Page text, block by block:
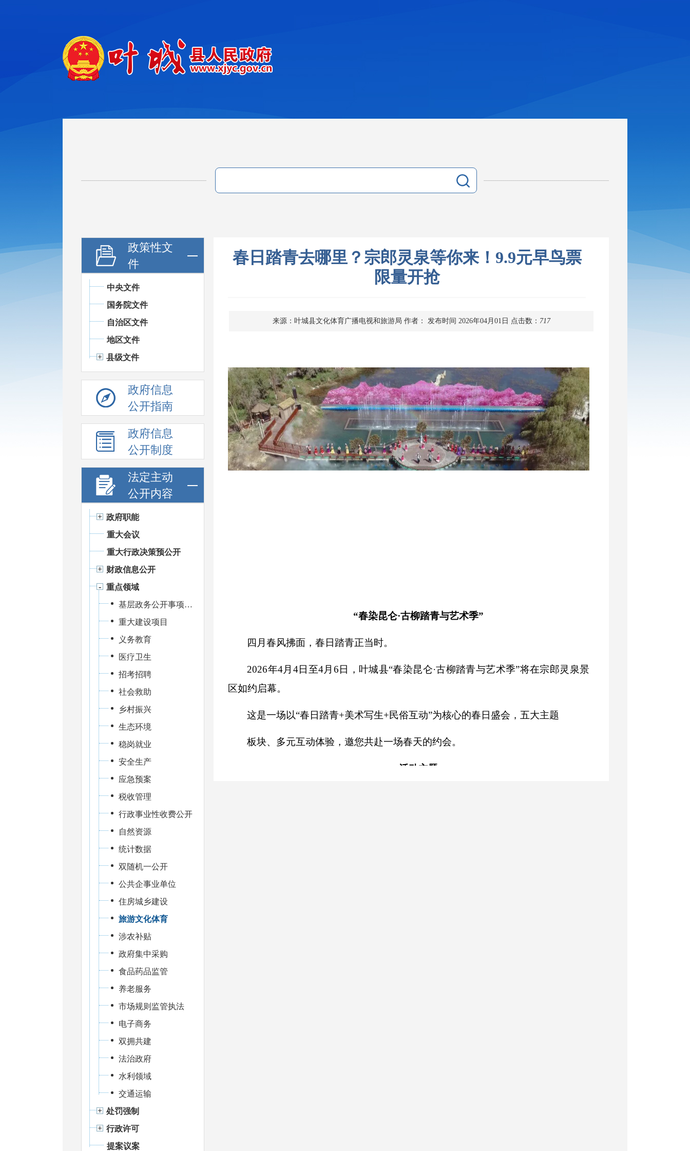
政策性文
件
中央文件
国务院文件
自治区文件
地区文件
县级文件
政府信息
公开指南
政府信息
公开制度
法定主动
公开内容
政府职能
重大会议
重大行政决策预公开
财政信息公开
重点领域
基层政务公开事项标准目录
重大建设项目
义务教育
医疗卫生
招考招聘
社会救助
乡村振兴
生态环境
稳岗就业
安全生产
应急预案
税收管理
行政事业性收费公开
自然资源
统计数据
双随机一公开
公共企事业单位
住房城乡建设
旅游文化体育
涉农补贴
政府集中采购
食品药品监管
养老服务
市场规则监管执法
电子商务
双拥共建
法治政府
水利领域
交通运输
处罚强制
行政许可
提案议案
春日踏青去哪里？宗郎灵泉等你来！9.9元早鸟票
限量开抢
来源：叶城县文化体育广播电视和旅游局 作者： 发布时间 2026年04月01日 点击数： 717
“春染昆仑·古柳踏青与艺术季”
四月春风拂面，春日踏青正当时。
2026年4月4日至4月6日， 叶城县“春染昆仑·古柳踏青与艺术季”将在宗郎灵泉景
区如约启幕。
这是一场以“春日踏青+美术写生+民俗互动”为核心的春日盛会，五大主题
板块、多元互动体验，邀您共赴一场春天的约会。
一、活动主题